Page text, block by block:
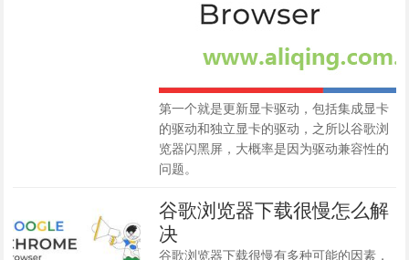
第一个就是更新显卡驱动，包括集成显卡
的驱动和独立显卡的驱动，之所以谷歌浏
览器闪黑屏，大概率是因为驱动兼容性的
问题。
谷歌浏览器下载很慢怎么解
决
谷歌浏览器下载很慢有多种可能的因素，